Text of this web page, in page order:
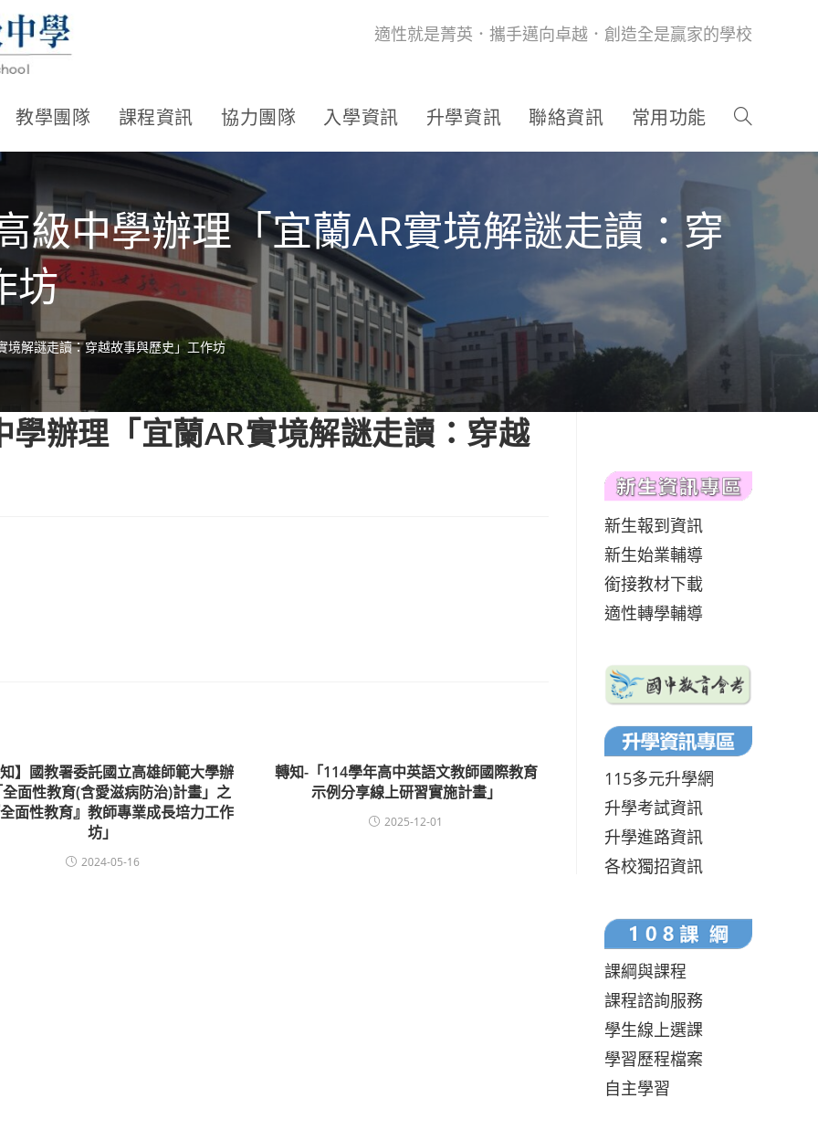
適性就是菁英．攜手邁向卓越．創造全是贏家的學校
教學團隊 課程資訊 協力團隊 入學資訊 升學資訊 聯絡資訊 常用功能
級中學辦理「宜蘭AR實境解謎走讀：穿
坊
境解謎走讀：穿越故事與歷史」工作坊
辦理「宜蘭AR實境解謎走讀：穿越
知】國教署委託國立高雄師範大學辦
面性教育(含愛滋病防治)計畫」之
全面性教育』教師專業成長培力工作
坊」
2024-05-16
轉知-「114學年高中英語文教師國際教育
示例分享線上研習實施計畫」
2025-12-01
新生報到資訊
新生始業輔導
銜接教材下載
適性轉學輔導
115多元升學網
升學考試資訊
升學進路資訊
各校獨招資訊
課綱與課程
課程諮詢服務
學生線上選課
學習歷程檔案
自主學習